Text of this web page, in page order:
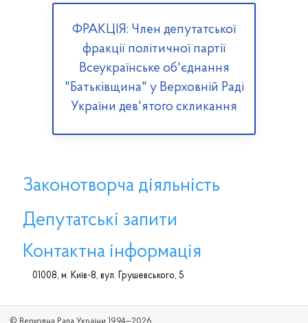
ФРАКЦІЯ: Член депутатської
фракції політичної партії
Всеукраїнське об'єднання
"Батьківщина" у Верховній Раді
України дев'ятого скликання
Законотворча діяльність
Депутатські запити
Контактна інформація
01008, м. Київ-8, вул. Грушевського, 5